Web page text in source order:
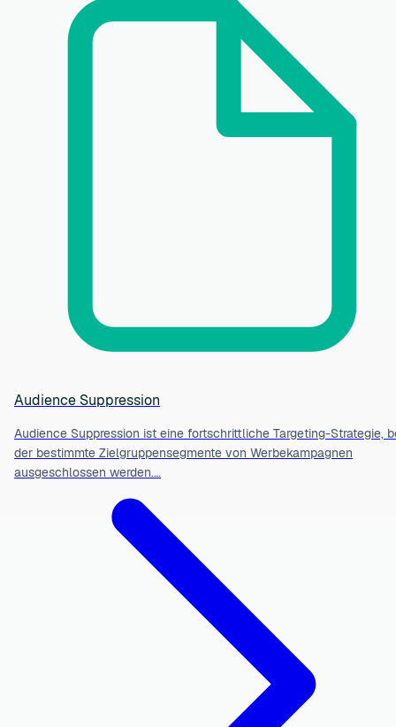
Audience Suppression
Audience Suppression ist eine fortschrittliche Targeting-Strategie,
der bestimmte Zielgruppensegmente von Werbekampagnen
ausgeschlossen werden.…